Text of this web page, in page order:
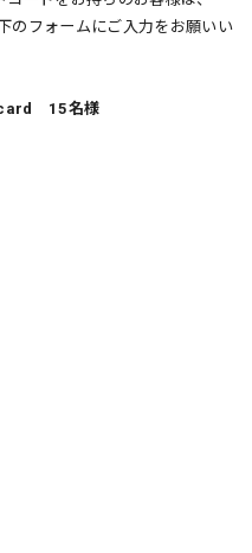
のフォームにご入力をお願いい
15名様